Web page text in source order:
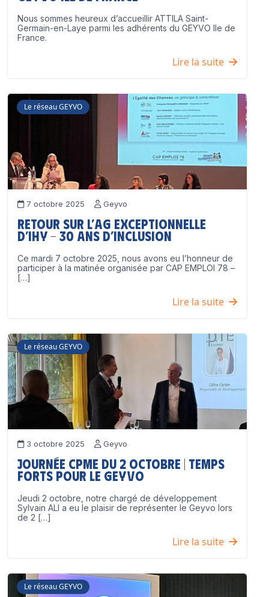
Nous sommes heureux d’accueillir ATTILA Saint-
Germain-en-Laye parmi les adhérents du GEYVO Ile de
France.
Lire la suite
Le réseau GEYVO
7 octobre 2025 Geyvo
Retour sur l’AG exceptionnelle
d’IHY – 30 ans d’inclusion
Ce mardi 7 octobre 2025, nous avons eu l’honneur de
participer à la matinée organisée par CAP EMPLOI 78 –
[…]
Lire la suite
Le réseau GEYVO
3 octobre 2025 Geyvo
Journée CPME du 2 octobre | Temps
forts pour le GEYVO
Jeudi 2 octobre, notre chargé de développement
Sylvain ALI a eu le plaisir de représenter le Geyvo lors
de 2 […]
Lire la suite
Le réseau GEYVO